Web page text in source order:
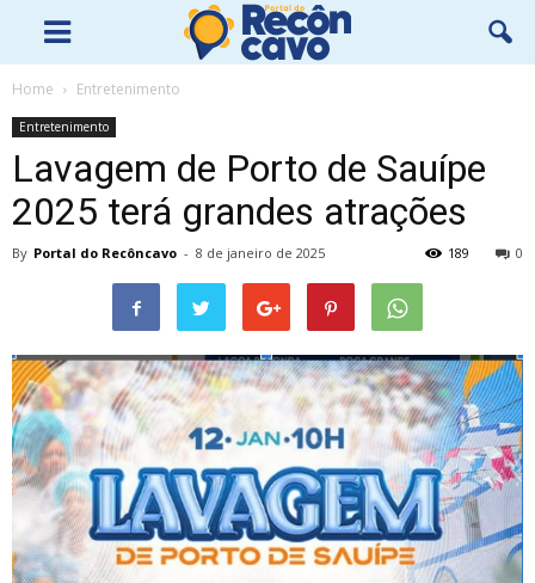
Home Entretenimento
Entretenimento
Lavagem de Porto de Sauípe
2025 terá grandes atrações
By Portal do Recôncavo - 8 de janeiro de 2025 0
189